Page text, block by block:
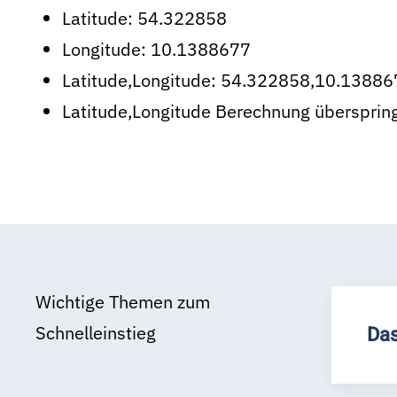
Latitude: 54.322858
Longitude: 10.1388677
Latitude,Longitude:
Latitude,Longitude Berechnung
Wichtige Themen zum
Schnelleinstieg